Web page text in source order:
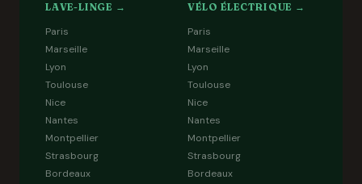
LAVE-LINGE →
Paris
Marseille
Lyon
Toulouse
Nice
Nantes
Montpellier
Strasbourg
Bordeaux
VÉLO ÉLECTRIQUE →
Paris
Marseille
Lyon
Toulouse
Nice
Nantes
Montpellier
Strasbourg
Bordeaux